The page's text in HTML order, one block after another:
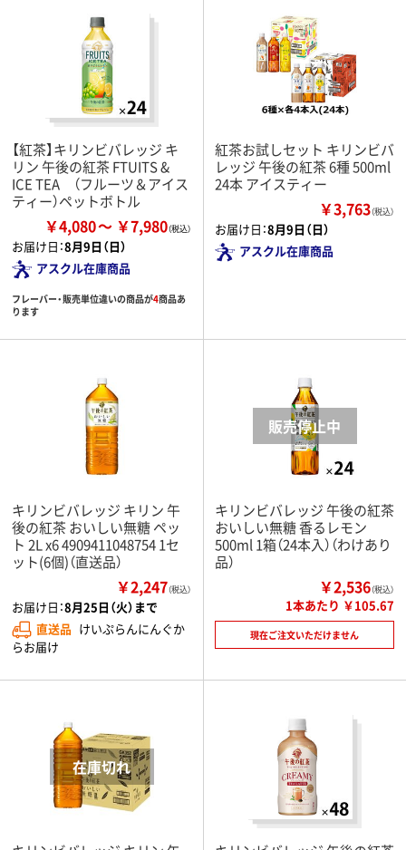
【紅茶】キリンビバレッジ キ
リン 午後の紅茶 FTUITS &
ICE TEA （フルーツ＆アイス
ティー）ペットボトル
￥4,080 ￥7,980
お届け日：8月9日（日）
アスクル在庫商品
フレーバー・販売単位違いの商品が4商品あ
ります
紅茶お試しセット キリンビバ
レッジ 午後の紅茶 6種 500ml
24本 アイスティー
￥3,763（税込）
お届け日：8月9日（日）
アスクル在庫商品
キリンビバレッジ キリン 午
後の紅茶 おいしい無糖 ペッ
ト 2L x6 4909411048754 1セ
ット(6個)（直送品）
￥2,247（税込）
お届け日：8月25日（火）まで
直送品 けいぷらんにんぐか
らお届け
キリンビバレッジ 午後の紅茶
おいしい無糖 香るレモン
500ml 1箱（24本入）（わけあり
品）
￥2,536（税込）
1本あたり ￥105.67
現在ご注文いただけません